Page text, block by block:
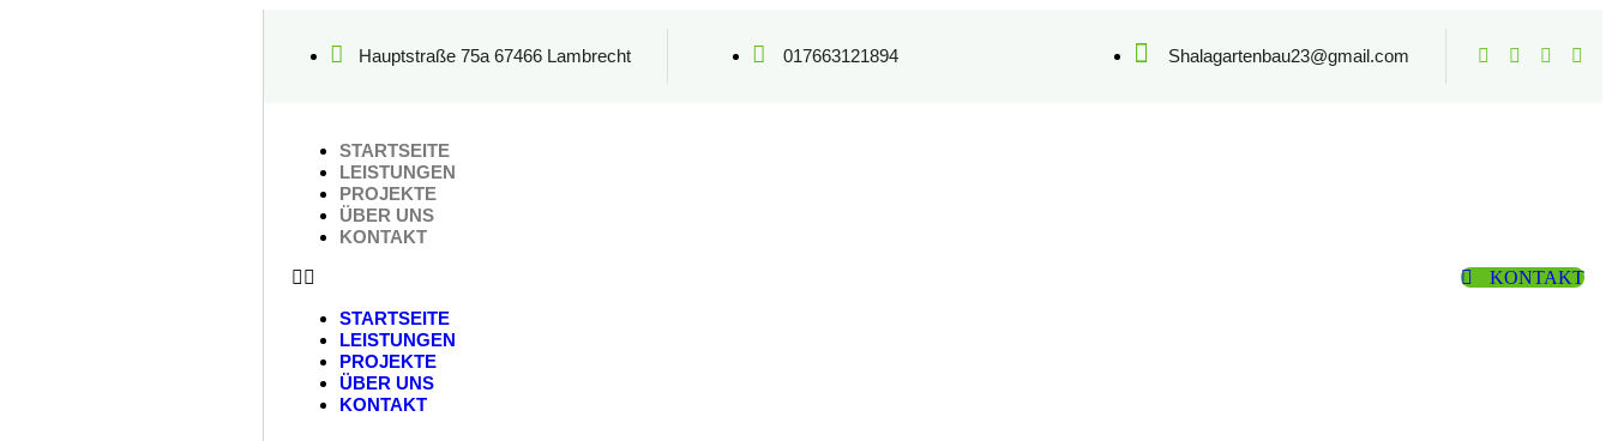
Hauptstraße 75a 67466 Lambrecht 017663121894 Shalagartenbau23@gmail.com
STARTSEITE
LEISTUNGEN
PROJEKTE
ÜBER UNS
KONTAKT
STARTSEITE
LEISTUNGEN
PROJEKTE
ÜBER UNS
KONTAKT
KONTAKT